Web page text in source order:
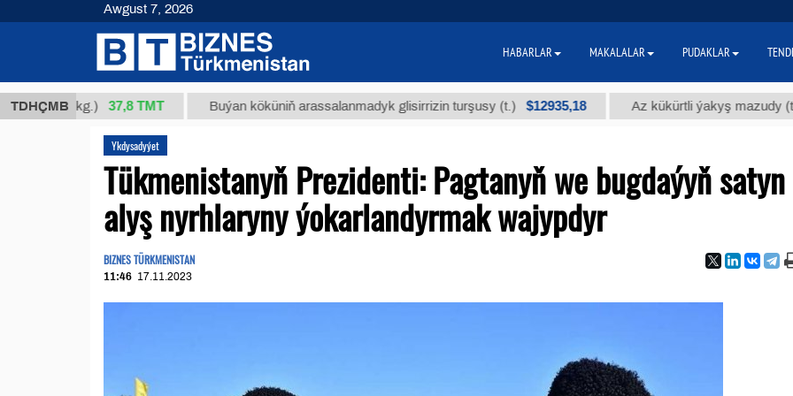
TDHÇMB
1 (kg.) 37,8 ТМТ Buýan köküniň arassalanmadyk glisirrizin turşusy (t.) $12935,18 Az kükürtli ýakyş mazudy (t.) $300
Ykdysadyýet
Tükmenistanyň Prezidenti: Pagtanyň we bugdaýyň satyn
alyş nyrhlaryny ýokarlandyrmak wajypdyr
BIZNES TÜRKMENISTAN
11:46 17.11.2023
Awgust 7, 2026
HABARLAR MAKALALAR PUDAKLAR